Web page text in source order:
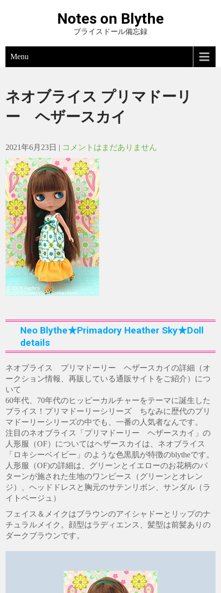
Notes on Blythe
ブライスドール備忘録
Menu
ネオブライス プリマドーリ
ー ヘザースカイ
2021年6月23日 | コメントはまだありません
Neo Blythe★Primadory Heather Sky★Doll
details
ネオブライス プリマドーリー ヘザースカイの詳細（オ
ークション情報、再販している通販サイトをご紹介）につ
いて
60年代、70年代のヒッピーカルチャーをテーマに誕生した
ブライス！プリマドーリーシリーズ ちなみに歴代のプリ
マドーリーシリーズの中でも、一番の人気者なんです。
注目のネオブライス「プリマドーリー ヘザースカイ」の
人形服（OF）についてはヘザースカイは、ネオブライス
「ロキシーベイビー」のような色黒肌が特徴のblytheです。
人形服（OF)の詳細は、グリーンとイエローのお花柄のパ
ターンが施された生地のワンピース（グリーンとオレン
ジ）、ヘッドドレスと胸元のサテンリボン、サンダル（ラ
イトベージュ）
フェイス＆メイクはブラウンのアイシャドーとリップのナ
チュラルメイク。顔型はラディエンス、髪型は前髪ありの
ダークブラウンです。